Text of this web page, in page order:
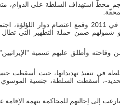
محطّ استهداف السلطة على الدوام،
بعد اندلاع الحراك الشعبي في 2011 وقمع
شمولهم ضمن حملة التطهير التي تطال
من وقاحته وأطلق عليهم تسمية
-أيّ في 2015 بالتحديد-، أسقطت السلطة،
إحالتهم للمحاكمة بتهمة الإقامة غير